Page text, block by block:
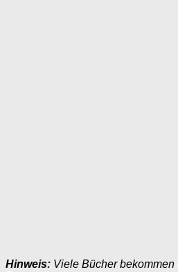
Hinweis: Viele Bücher